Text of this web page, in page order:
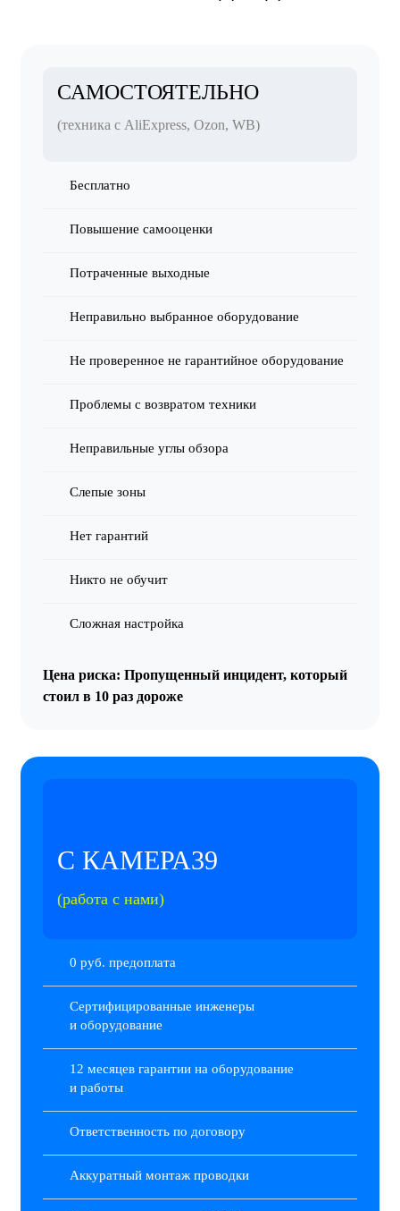
САМОСТОЯТЕЛЬНО
(техника с AliExpress, Ozon, WB)
Бесплатно
Повышение самооценки
Потраченные выходные
Неправильно выбранное оборудование
Не проверенное не гарантийное оборудование
Проблемы с возвратом техники
Неправильные углы обзора
Слепые зоны
Нет гарантий
Никто не обучит
Сложная настройка
Цена риска: Пропущенный инцидент, который
стоил в 10 раз дороже
С КАМЕРА39
(работа с нами)
0 руб. предоплата
Сертифицированные инженеры
и оборудование
12 месяцев гарантии на оборудование
и работы
Ответственность по договору
Аккуратный монтаж проводки